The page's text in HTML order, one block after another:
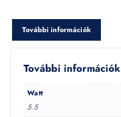
További információk
További információk
Watt
5.5